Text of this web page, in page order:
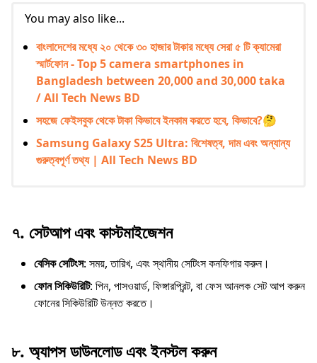
You may also like...
বাংলাদেশের মধ্যে ২০ থেকে ৩০ হাজার টাকার মধ্যে সেরা ৫ টি ক্যামেরা
স্মার্টফোন - Top 5 camera smartphones in
Bangladesh between 20,000 and 30,000 taka
/ All Tech News BD
সহজে ফেইসবুক থেকে টাকা কিভাবে ইনকাম করতে হবে, কিভাবে?🤔
Samsung Galaxy S25 Ultra: বিশেষত্ব, দাম এবং অন্যান্য
গুরুত্বপূর্ণ তথ্য | All Tech News BD
৭. সেটআপ এবং কাস্টমাইজেশন
বেসিক সেটিংস: সময়, তারিখ, এবং স্থানীয় সেটিংস কনফিগার করুন।
ফোন সিকিউরিটি: পিন, পাসওয়ার্ড, ফিঙ্গারপ্রিন্ট, বা ফেস আনলক সেট আপ করুন
ফোনের সিকিউরিটি উন্নত করতে।
৮. অ্যাপস ডাউনলোড এবং ইনস্টল করুন